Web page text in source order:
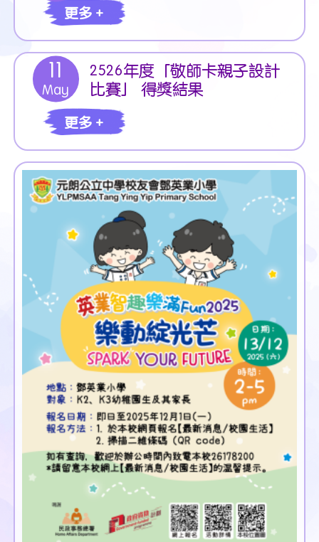
更多 +
11
May
2526年度「敬師卡親子設計
比賽」 得獎結果
更多 +